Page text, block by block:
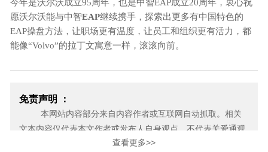
今年是沃尔沃成立95周年，也是中智EAP成立20周年，衷心祝
愿沃尔沃能与中智EAP继续携手，探索出更多有中国特色的
EAP操盘方法，让职场更有温度，让员工和组织更有活力，都
能像“Volvo”的拉丁文寓意一样，滚滚向前。
免责声明 ：
本网站内容部分来自内容作者或互联网自动抓取。相关
文本内容仅代表本文作者或发布人自身观点，不代表关爱通观
点或立场。关爱通力求此信息所述内容及观点的客观公正，但
查看更多>>